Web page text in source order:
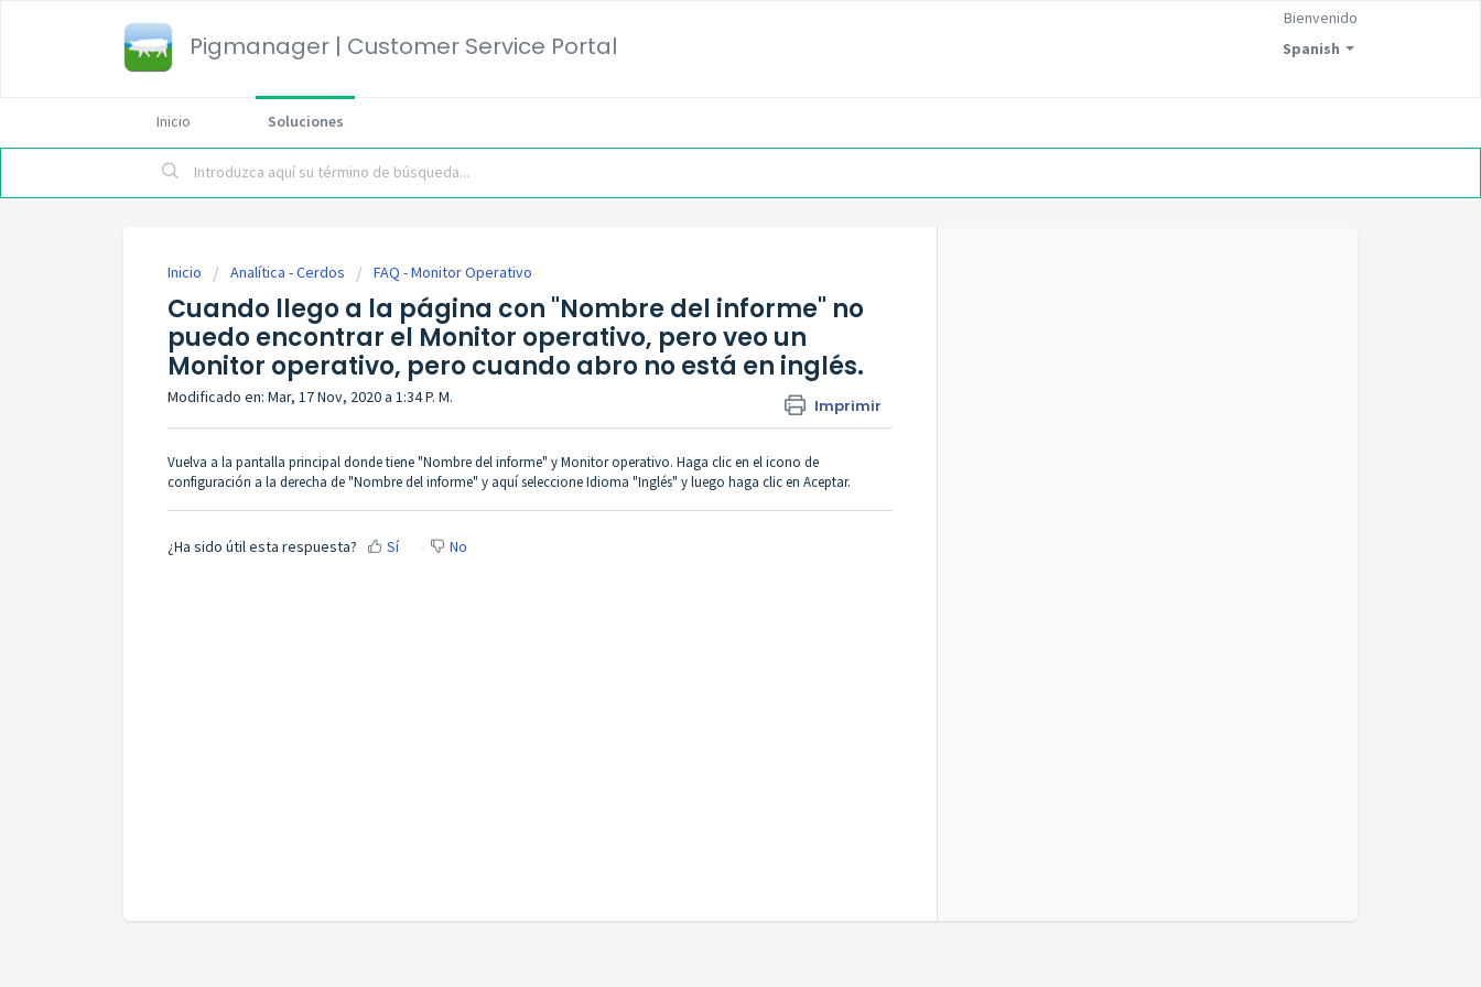
Pigmanager | Customer Service Portal Spanish
Bienvenido
Inicio Soluciones
Inicio Analítica - Cerdos FAQ - Monitor Operativo
Cuando llego a la página con "Nombre del informe" no
puedo encontrar el Monitor operativo, pero veo un
Monitor operativo, pero cuando abro no está en inglés.
Imprimir
Modificado en: Mar, 17 Nov, 2020 a 1:34 P. M.
Vuelva a la pantalla principal donde tiene "Nombre del informe" y Monitor operativo. Haga clic en el icono de
configuración a la derecha de "Nombre del informe" y aquí seleccione Idioma "Inglés" y luego haga clic en Aceptar.
¿Ha sido útil esta respuesta? Sí No